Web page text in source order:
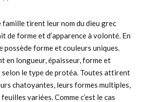
famille tirent leur nom du dieu grec
de forme et d’apparence à volonté. En
possède forme et couleurs uniques.
en longueur, épaisseur, forme et
le type de protéa. Toutes attirent
chatoyantes, leurs formes multiples,
variées. Comme c’est le cas